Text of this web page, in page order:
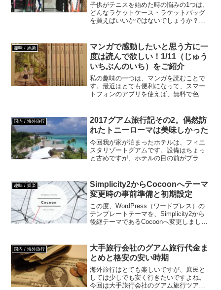
子供がテニスを始めた時の悩みの1つは、
どんなラケットケース・ラケットバッグ
を買えばいいかではないでしょうか？な
ケットバッグを紹介します。
趣味 / 娯楽
マンガで感動したいと思う方に一
度は読んで欲しい！1/11（じゅう
いちぶんのいち）をご紹介
私の趣味の一つは、マンガを読むことで
す。最近はとても便利になって、スマー
トフォンのアプリを使えば、無料で色々
のお休みのときとかは、マンガ喫茶にこ
もって読みたいと思ってた...
国内 / 海外旅行
2017グアム旅行記その2。偶然訪
れたトニーローマは美味しかった
今回我が家が泊まったホテルは、フィエ
スタリゾートグアムです。設備はちょっ
と古めですが、ホテルの目の前がプライ
だと思います。部屋はオーシャンビュー
で、部屋から見える海が綺...
趣味 / 娯楽
Simplicity2からCocoonへテーマ
変更時の事前準備と初期設定
この度、WordPress（ワードプレス）の
テンプレートテーマを、Simplicity2から
後継テーマであるCocoonへ変更しまし
「わいひらさん」が、後継テ...
国内 / 海外旅行
大手旅行会社のグアム旅行代金ま
とめと格安の安い時期
海外旅行はとても楽しいですが、庶民と
しては少しでも安く行きたいですよね。
今回は大手旅行会社のグアム旅行ツアー